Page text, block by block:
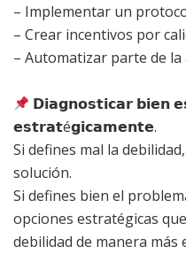
– Implementar un
– Crear incentivos por
– Automatizar parte de la
𝗗𝗶𝗮𝗴𝗻𝗼𝘀𝘁𝗶𝗰𝗮𝗿 𝗯𝗶𝗲𝗻
𝗲𝘀𝘁𝗿𝗮𝘁é𝗴𝗶𝗰𝗮𝗺𝗲𝗻𝘁𝗲.
Si defines mal la
solución.
Si defines bien el
opciones estratégicas
debilidad de manera